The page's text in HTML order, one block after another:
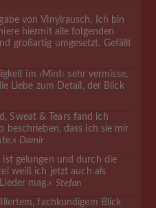
von Vinylrausch. Ich bin
hiermit alle folgenden
großartig umgesetzt. Gefällt
im ›Mint‹ sehr vermisse,
Liebe zum Detail, der Blick
Sweat & Tears fand ich
beschrieben, dass ich sie mir
Damir
ist gelungen und durch die
weiß ich jetzt auch als
mag.« Stefan
fachkundigem Blick